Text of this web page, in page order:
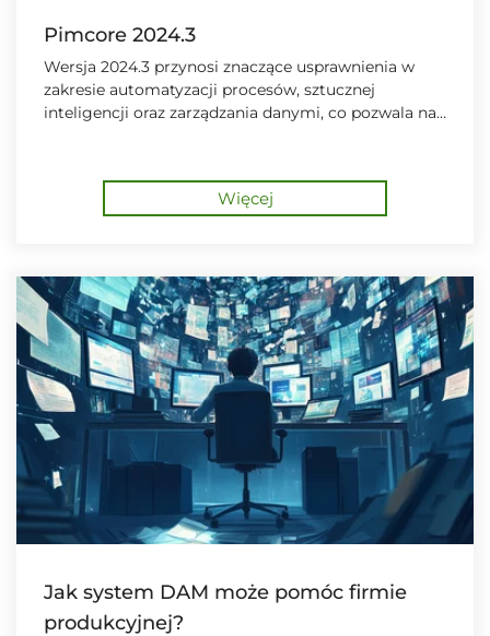
Pimcore 2024.3
Wersja 2024.3 przynosi znaczące usprawnienia w
zakresie automatyzacji procesów, sztucznej
inteligencji oraz zarządzania danymi, co pozwala na
Więcej
Jak system DAM może pomóc firmie
produkcyjnej?